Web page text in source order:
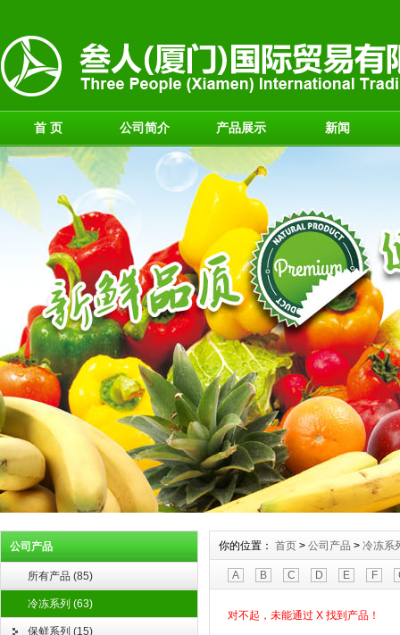
首 页 公司简介 产品展示 新闻
公司产品
所有产品 (85)
冷冻系列 (63)
保鲜系列 (15)
你的位置： 首页 > 公司产品 > 冷冻系
A B C D E F
对不起，未能通过 X 找到产品！